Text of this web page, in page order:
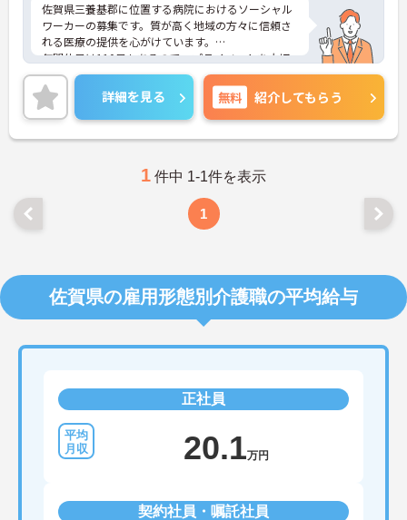
佐賀県三養基郡に位置する病院におけるソーシャル
ワーカーの募集です。質が高く地域の方々に信頼さ
れる医療の提供を心がけています。
年間休日は110日もあるので、プライベートを大切
にしながらご勤務いただけます。マイカー通勤が可
能なので通勤が苦になりません。
ご興味のある方には、面接対策ポイントなど、さら
に詳細をお話しいたしますのでお気軽にご相談くだ
さい！
詳細を見る 無料 紹介してもらう
1 件中 1-1件を表示
1
佐賀県の雇用形態別介護職の平均給与
正社員
20.1万円
契約社員・嘱託社員